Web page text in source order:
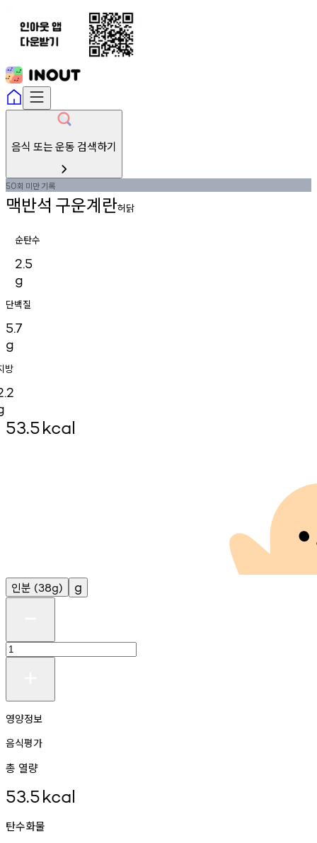
음식 또는 운동 검색하기
50회 미만기록
맥반석 구운계란허닭
순탄수
2.5
g
단백질
5.7
g
방
53.5kcal
인분 (38g) g
영양정보
음식평가
총 열량
53.5kcal
탄수화물